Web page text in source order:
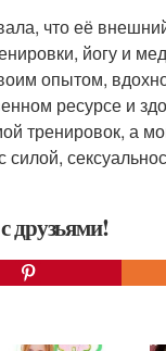
что её
йогу и
опытом,
ресурсе и
тренировок, а
силой,
друзьями!